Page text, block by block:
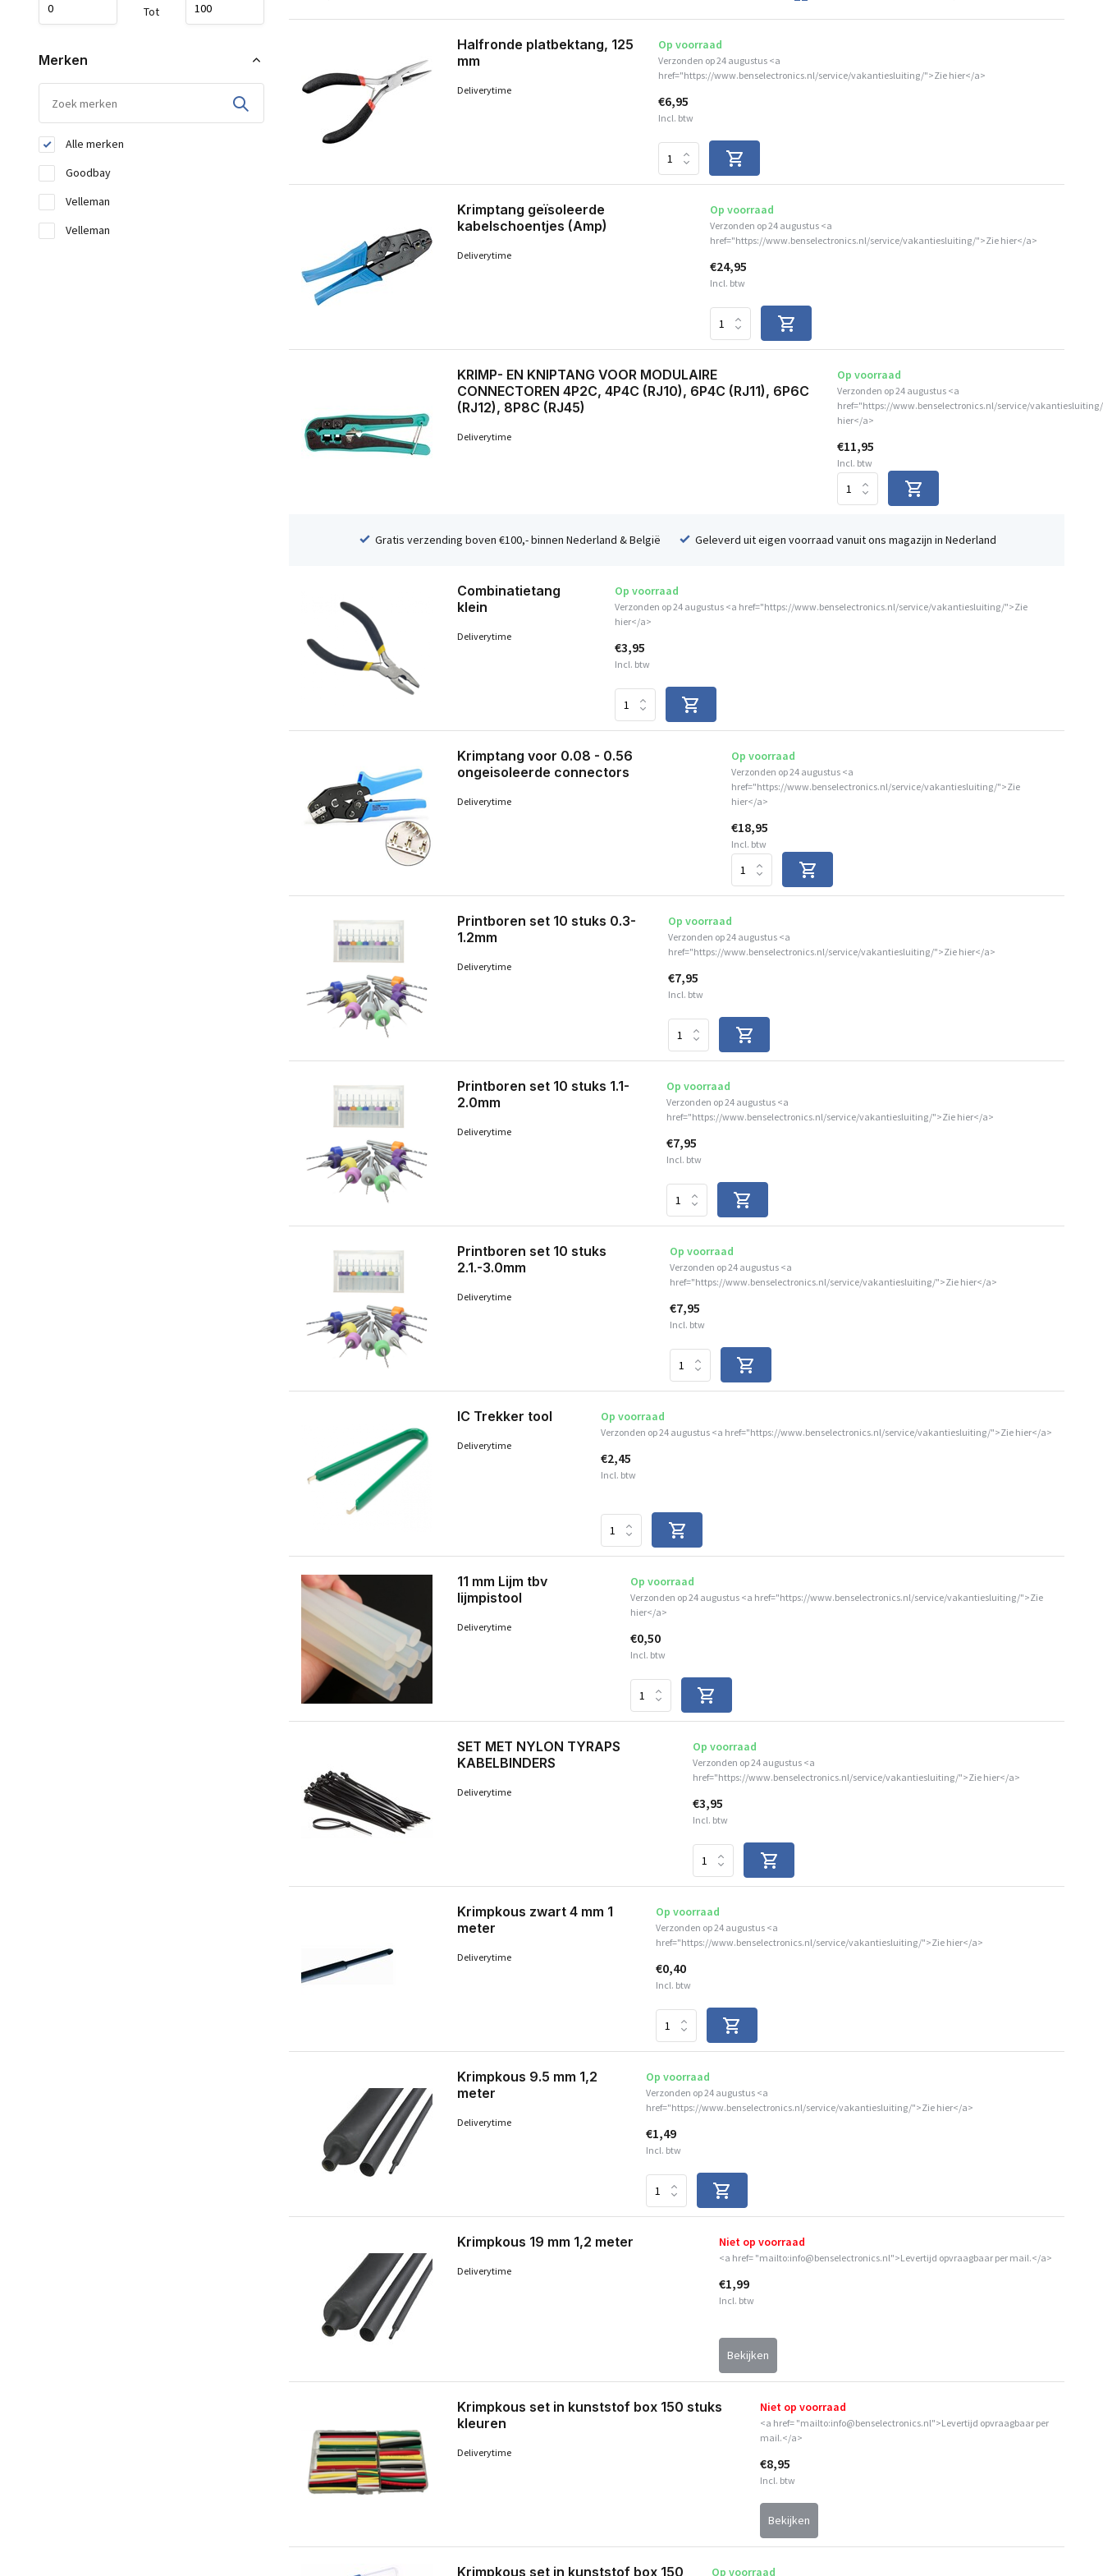
Tot
Merken
Alle merken
Goodbay
Velleman
Velleman
Halfronde platbektang, 125
mm
Deliverytime
Op voorraad
Verzonden op 24 augustus <a
href="https://www.benselectronics.nl/service/vakantiesluiting/">Zie hier</a>
€6,95
Incl. btw
Krimptang geïsoleerde
kabelschoentjes (Amp)
Deliverytime
Op voorraad
Verzonden op 24 augustus <a
href="https://www.benselectronics.nl/service/vakantiesluiting/">Zie hier</a>
€24,95
Incl. btw
KRIMP- EN KNIPTANG VOOR MODULAIRE
CONNECTOREN 4P2C, 4P4C (RJ10), 6P4C (RJ11), 6P6C
(RJ12), 8P8C (RJ45)
Deliverytime
Op voorraad
Verzonden op 24 augustus <a
href="https://www.benselectronics.nl/service/
hier</a>
€11,95
Incl. btw
Gratis verzending boven €100,- binnen Nederland & België Geleverd uit eigen voorraad vanuit ons magazijn in Nederland
Combinatietang
klein
Deliverytime
Op voorraad
Verzonden op 24 augustus <a href="https://www.benselectronics.nl/service/vakantiesluiting/">Zie
hier</a>
€3,95
Incl. btw
Krimptang voor 0.08 - 0.56
ongeisoleerde connectors
Deliverytime
Op voorraad
Verzonden op 24 augustus <a
href="https://www.benselectronics.nl/service/vakantiesluiting/">Zie
hier</a>
€18,95
Incl. btw
Printboren set 10 stuks 0.3-
1.2mm
Deliverytime
Op voorraad
Verzonden op 24 augustus <a
href="https://www.benselectronics.nl/service/vakantiesluiting/">Zie hier</a>
€7,95
Incl. btw
Printboren set 10 stuks 1.1-
2.0mm
Deliverytime
Op voorraad
Verzonden op 24 augustus <a
href="https://www.benselectronics.nl/service/vakantiesluiting/">Zie hier</a>
€7,95
Incl. btw
Printboren set 10 stuks
2.1.-3.0mm
Deliverytime
Op voorraad
Verzonden op 24 augustus <a
href="https://www.benselectronics.nl/service/vakantiesluiting/">Zie hier</a>
€7,95
Incl. btw
IC Trekker tool
Deliverytime
Op voorraad
Verzonden op 24 augustus <a href="https://www.benselectronics.nl/service/vakantiesluiting/">Zie hier</a>
€2,45
Incl. btw
11 mm Lijm tbv
lijmpistool
Deliverytime
Op voorraad
Verzonden op 24 augustus <a href="https://www.benselectronics.nl/service/vakantiesluiting/">Zie
hier</a>
€0,50
Incl. btw
SET MET NYLON TYRAPS
KABELBINDERS
Deliverytime
Op voorraad
Verzonden op 24 augustus <a
href="https://www.benselectronics.nl/service/vakantiesluiting/">Zie hier</a>
€3,95
Incl. btw
Krimpkous zwart 4 mm 1
meter
Deliverytime
Op voorraad
Verzonden op 24 augustus <a
href="https://www.benselectronics.nl/service/vakantiesluiting/">Zie hier</a>
€0,40
Incl. btw
Krimpkous 9.5 mm 1,2
meter
Deliverytime
Op voorraad
Verzonden op 24 augustus <a
href="https://www.benselectronics.nl/service/vakantiesluiting/">Zie hier</a>
€1,49
Incl. btw
Krimpkous 19 mm 1,2 meter
Deliverytime
Niet op voorraad
<a href= "mailto:info@benselectronics.nl">Levertijd opvraagbaar per mail.</a>
€1,99
Incl. btw
Bekijken
Krimpkous set in kunststof box 150 stuks
kleuren
Deliverytime
Niet op voorraad
<a href= "mailto:info@benselectronics.nl">Levertijd opvraagbaar per
mail.</a>
€8,95
Incl. btw
Bekijken
Krimpkous set in kunststof box 150 Op voorraad